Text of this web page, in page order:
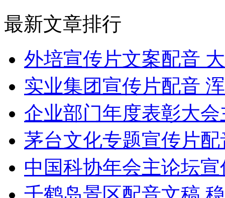
最新文章排行
外培宣传片文案配音
实业集团宣传片配音
企业部门年度表彰大
茅台文化专题宣传片
中国科协年会主论坛